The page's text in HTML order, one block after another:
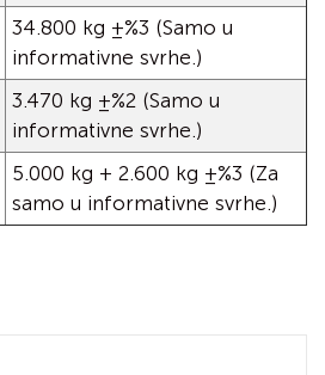
34.800 kg ±%3 (Samo u
informativne svrhe.)
3.470 kg ±%2 (Samo u
informativne svrhe.)
5.000 kg + 2.600 kg ±%3 (Za
samo u informativne svrhe.)